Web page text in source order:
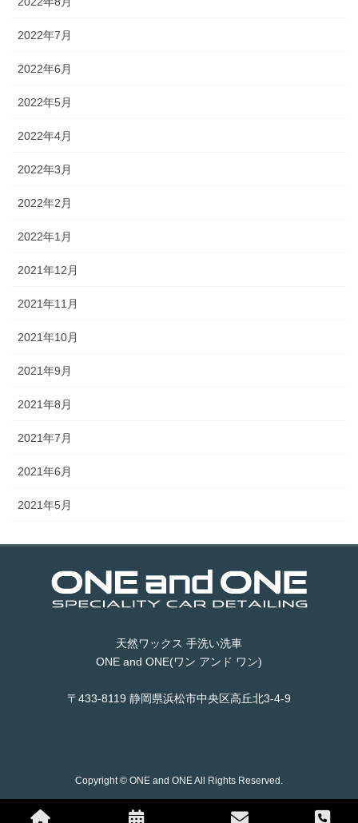
2022年7月
2022年6月
2022年5月
2022年4月
2022年3月
2022年2月
2022年1月
2021年12月
2021年11月
2021年10月
2021年9月
2021年8月
2021年7月
2021年6月
2021年5月
天然ワックス 手洗い洗車
ONE and ONE(ワン アンド ワン)
〒433-8119 静岡県浜松市中央区高丘北3-4-9
Copyright © ONE and ONE All Rights Reserved.